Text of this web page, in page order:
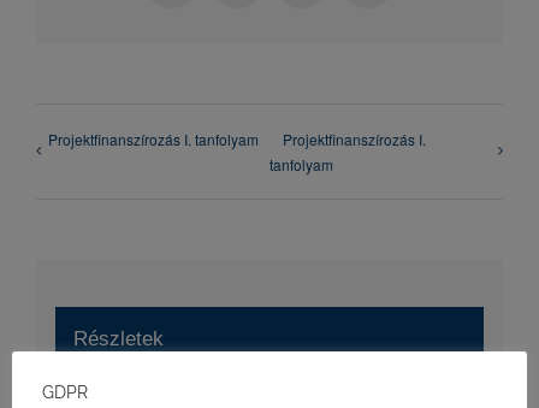
Projektfinanszírozás I. tanfolyam
Projektfinanszírozás I.
tanfolyam
Részletek
GDPR